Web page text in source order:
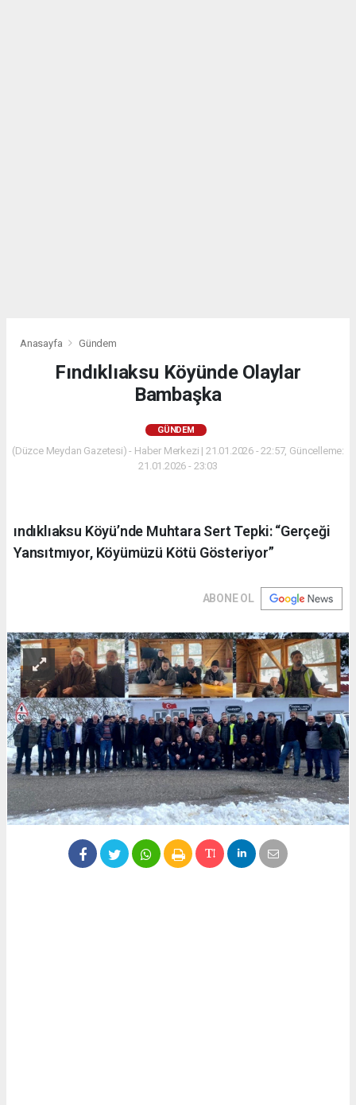
Anasayfa Gündem
Fındıklıaksu Köyünde Olaylar
Bambaşka
GÜNDEM
(Düzce Meydan Gazetesi) - Haber Merkezi | 21.01.2026 - 22:57, Güncelleme:
21.01.2026 - 23:03
ındıklıaksu Köyü’nde Muhtara Sert Tepki: “Gerçeği
Yansıtmıyor, Köyümüzü Kötü Gösteriyor”
ABONE OL